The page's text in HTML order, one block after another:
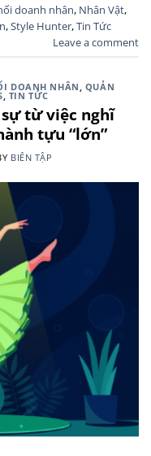
doanh nhân, Nhân Vật,
,Style Hunter,Tin Tức
Leave a comment
DOANH NHÂN, QUẢN
, TIN TỨC
từ việc nghĩ
tựu “lớn”
BIÊN TẬP